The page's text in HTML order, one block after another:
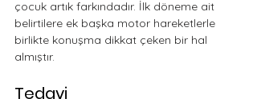
çocuk artık farkındadır. İlk döneme ait
belirtilere ek başka motor hareketlerle
birlikte konuşma dikkat çeken bir hal
almıştır.
Tedavi